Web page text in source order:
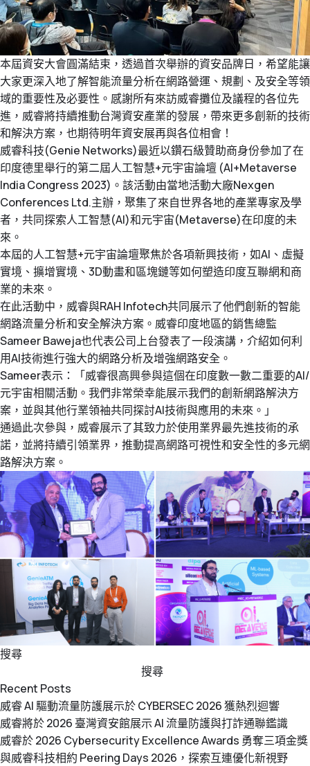
本屆資安大會圓滿結束，透過首次舉辦的資安品牌日，希望能讓
大家更深入地了解智能流量分析在網路營運、規劃、及安全等領
域的重要性及必要性。感謝所有來訪威睿攤位及議程的各位先
進，威睿將持續推動台灣資安產業的發展，帶來更多創新的技術
和解決方案，也期待明年資安展再與各位相會！
威睿科技(Genie Networks)最近以鑽石級贊助商身份參加了在
印度德里舉行的第二屆人工智慧+元宇宙論壇 (AI+Metaverse
India Congress 2023)。該活動由當地活動大廠Nexgen
Conferences Ltd.主辦，聚集了來自世界各地的產業專家及學
者，共同探索人工智慧(AI)和元宇宙(Metaverse)在印度的未
來。
本屆的人工智慧+元宇宙論壇聚焦於各項新興技術，如AI、虛擬
實境、擴增實境、3D動畫和區塊鏈等如何塑造印度互聯網和商
業的未來。
在此活動中，威睿與RAH Infotech共同展示了他們創新的智能
網路流量分析和安全解決方案。威睿印度地區的銷售總監
Sameer Baweja也代表公司上台發表了一段演講，介紹如何利
用AI技術進行強大的網路分析及增強網路安全。
Sameer表示：「威睿很高興參與這個在印度數一數二重要的AI/
元宇宙相關活動。我們非常榮幸能展示我們的創新網路解決方
案，並與其他行業領袖共同探討AI技術與應用的未來。」
通過此次參與，威睿展示了其致力於使用業界最先進技術的承
諾，並將持續引領業界，推動提高網路可視性和安全性的多元網
路解決方案。
搜尋
搜尋
Recent Posts
威睿 AI 驅動流量防護展示於 CYBERSEC 2026 獲熱烈迴響
威睿將於 2026 臺灣資安館展示 AI 流量防護與打詐通聯鑑識
威睿於 2026 Cybersecurity Excellence Awards 勇奪三項金獎
與威睿科技相約 Peering Days 2026，探索互連優化新視野